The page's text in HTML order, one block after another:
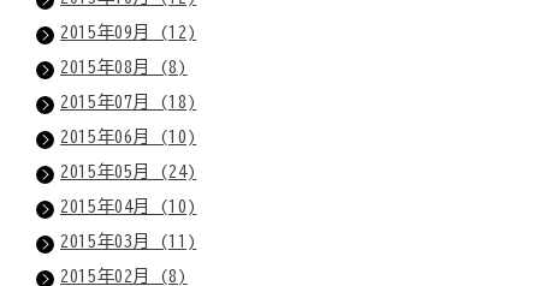
2015年09月 (12)
2015年08月 (8)
2015年07月 (18)
2015年06月 (10)
2015年05月 (24)
2015年04月 (10)
2015年03月 (11)
2015年02月 (8)